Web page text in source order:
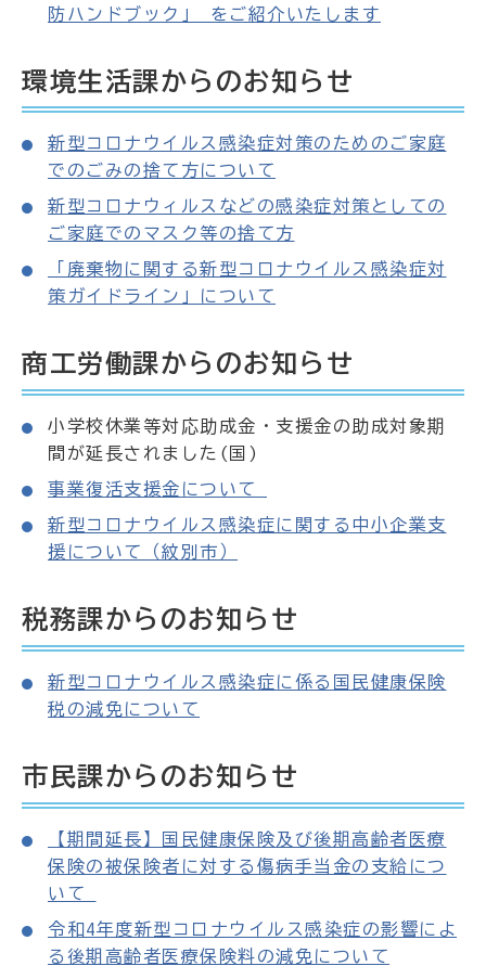
防ハンドブック」 をご紹介いたします
環境生活課からのお知らせ
新型コロナウイルス感染症対策のためのご家庭
でのごみの捨て方について
新型コロナウィルスなどの感染症対策としての
ご家庭でのマスク等の捨て方
「廃棄物に関する新型コロナウイルス感染症対
策ガイドライン」について
商工労働課からのお知らせ
小学校休業等対応助成金・支援金の助成対象期
間が延長されました(国)
事業復活支援金について
新型コロナウイルス感染症に関する中小企業支
援について（紋別市）
税務課からのお知らせ
新型コロナウイルス感染症に係る国民健康保険
税の減免について
市民課からのお知らせ
【期間延長】国民健康保険及び後期高齢者医療
保険の被保険者に対する傷病手当金の支給につ
いて
令和4年度新型コロナウイルス感染症の影響によ
る後期高齢者医療保険料の減免について